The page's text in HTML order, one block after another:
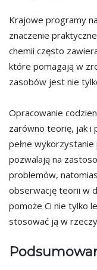
Krajowe programy
znaczenie
chemii często
które pomagają w
zasobów jest nie
Opracowanie
zarówno teorię, jak i
pełne wykorzystanie
pozwalają na
problemów,
obserwację teorii w
pomoże Ci nie tylko
stosować ją w